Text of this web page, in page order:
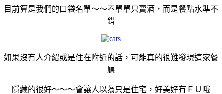
目前算是我們的口袋名單～～不單單只賣酒，而是餐點水準不
錯
如果沒有人介紹或是住在附近的話，可能真的很難發現這家餐
廳
隱藏的很好～～～會讓人以為只是住宅，好美好有ＦＵ哦